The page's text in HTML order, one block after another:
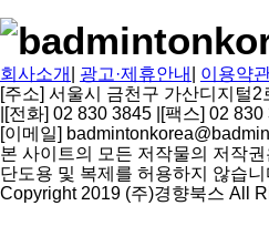
회사소개 광고·제휴안내 이용약
[주소] 서울시 금천구 가산디지털
[전화] 02 830 3845 [팩스] 02 830
[이메일]
본 사이트의 모든 저작물의 저작
단도용 및 복제를 허용하지 않습니
Copyright 2019 (주)경향북스 All